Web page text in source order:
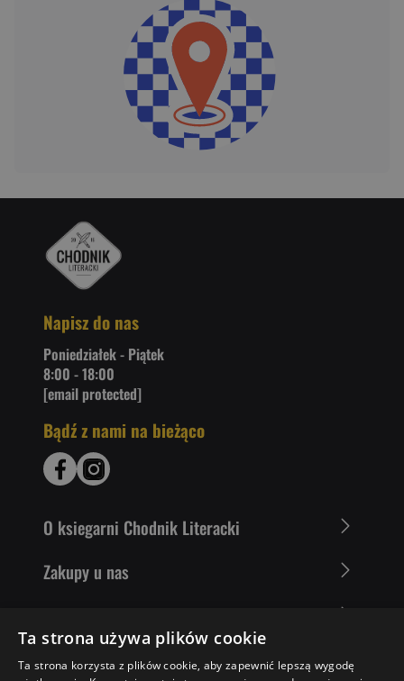
Napisz do nas
Poniedziałek - Piątek
8:00 - 18:00
[email protected]
Bądź z nami na bieżąco
O ksiegarni Chodnik Literacki
Zakupy u nas
Literaci polecają
Ta strona używa plików cookie
Ta strona korzysta z plików cookie, aby zapewnić lepszą wygodę